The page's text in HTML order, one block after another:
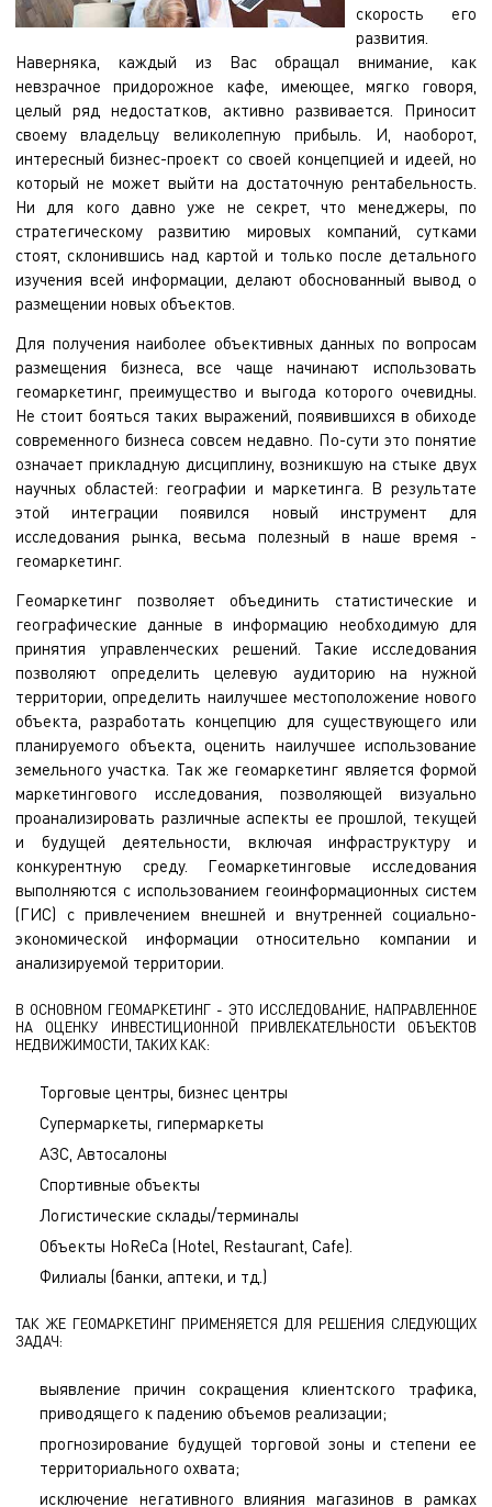
скорость его
развития.
Наверняка, каждый из Вас обращал внимание, как
невзрачное придорожное кафе, имеющее, мягко говоря,
целый ряд недостатков, активно развивается. Приносит
своему владельцу великолепную прибыль. И, наоборот,
интересный бизнес-проект со своей концепцией и идеей, но
который не может выйти на достаточную рентабельность.
Ни для кого давно уже не секрет, что менеджеры, по
стратегическому развитию мировых компаний, сутками
стоят, склонившись над картой и только после детального
изучения всей информации, делают обоснованный вывод о
размещении новых объектов.
Для получения наиболее объективных данных по вопросам
размещения бизнеса, все чаще начинают использовать
геомаркетинг, преимущество и выгода которого очевидны.
Не стоит бояться таких выражений, появившихся в обиходе
современного бизнеса совсем недавно. По-сути это понятие
означает прикладную дисциплину, возникшую на стыке двух
научных областей: географии и маркетинга. В результате
этой интеграции появился новый инструмент для
исследования рынка, весьма полезный в наше время -
геомаркетинг.
Геомаркетинг позволяет объединить статистические и
географические данные в информацию необходимую для
принятия управленческих решений. Такие исследования
позволяют определить целевую аудиторию на нужной
территории, определить наилучшее местоположение нового
объекта, разработать концепцию для существующего или
планируемого объекта, оценить наилучшее использование
земельного участка. Так же геомаркетинг является формой
маркетингового исследования, позволяющей визуально
проанализировать различные аспекты ее прошлой, текущей
и будущей деятельности, включая инфраструктуру и
конкурентную среду. Геомаркетинговые исследования
выполняются с использованием геоинформационных систем
(ГИС) с привлечением внешней и внутренней социально-
экономической информации относительно компании и
анализируемой территории.
В ОСНОВНОМ ГЕОМАРКЕТИНГ - ЭТО ИССЛЕДОВАНИЕ, НАПРАВЛЕННОЕ
НА ОЦЕНКУ ИНВЕСТИЦИОННОЙ ПРИВЛЕКАТЕЛЬНОСТИ ОБЪЕКТОВ
НЕДВИЖИМОСТИ, ТАКИХ КАК:
Торговые центры, бизнес центры
Супермаркеты, гипермаркеты
АЗС, Автосалоны
Спортивные объекты
Логистические склады/терминалы
Объекты HoReCa (Hotel, Restaurant, Cafe).
Филиалы (банки, аптеки, и тд.)
ТАК ЖЕ ГЕОМАРКЕТИНГ ПРИМЕНЯЕТСЯ ДЛЯ РЕШЕНИЯ СЛЕДУЮЩИХ
ЗАДАЧ:
выявление причин сокращения клиентского трафика,
приводящего к падению объемов реализации;
прогнозирование будущей торговой зоны и степени ее
территориального охвата;
исключение негативного влияния магазинов в рамках